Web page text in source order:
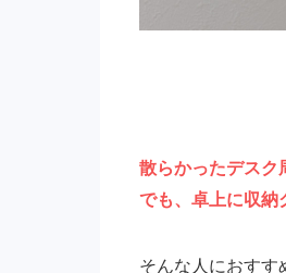
散らかったデスク
でも、卓上に収納
そんな人におすす